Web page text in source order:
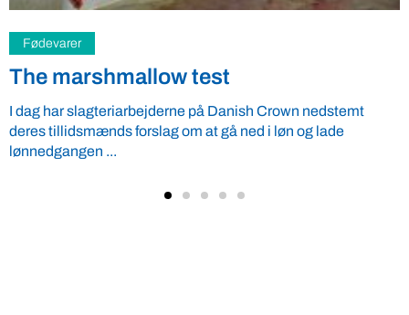
Landbrug
Talt efter munden
I går stjal jeg mig til gratis kaffe og kage ved Hillerød
Venstreforenings vælgermøde om vandplaner.
Fødevareordfører Henrik Høegh (V) ...